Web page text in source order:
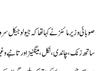
صوبائی وزیر مائنز نے کہا تھا کہ
ساتھ زنک، چاندی، نکل، مینگنیز اور تانبے